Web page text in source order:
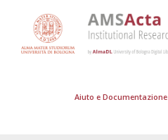
Aiuto e Documentazione